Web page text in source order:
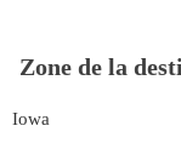
Zone de la
Iowa